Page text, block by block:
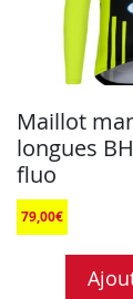
Maillot
longues
fluo
79,00€